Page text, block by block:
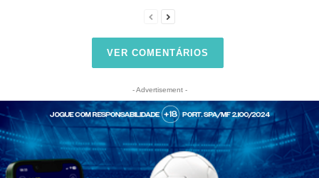
VER COMENTÁRIOS
- Advertisement -